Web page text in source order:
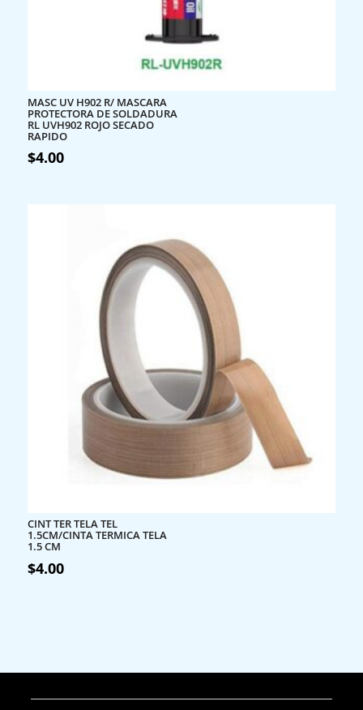
MASC UV H902 R/ MASCARA
PROTECTORA DE SOLDADURA
RL UVH902 ROJO SECADO
RAPIDO
$4.00
CINT TER TELA TEL
1.5CM/CINTA TERMICA TELA
1.5 CM
$4.00